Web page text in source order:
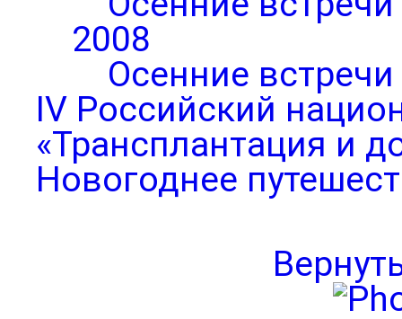
2008
Осенние
IV Российский
«Трансплантация и
Новогоднее